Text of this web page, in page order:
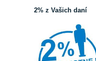
2% z Vašich daní